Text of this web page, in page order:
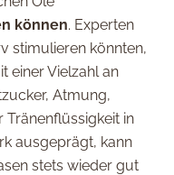
können. Experten
stimulieren könnten,
einer Vielzahl an
Atmung,
in
ausgeprägt, kann
stets wieder gut